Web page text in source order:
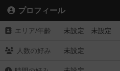
プロフィール
エリア/年齡 未設定 未設定
人数の好み 未設定